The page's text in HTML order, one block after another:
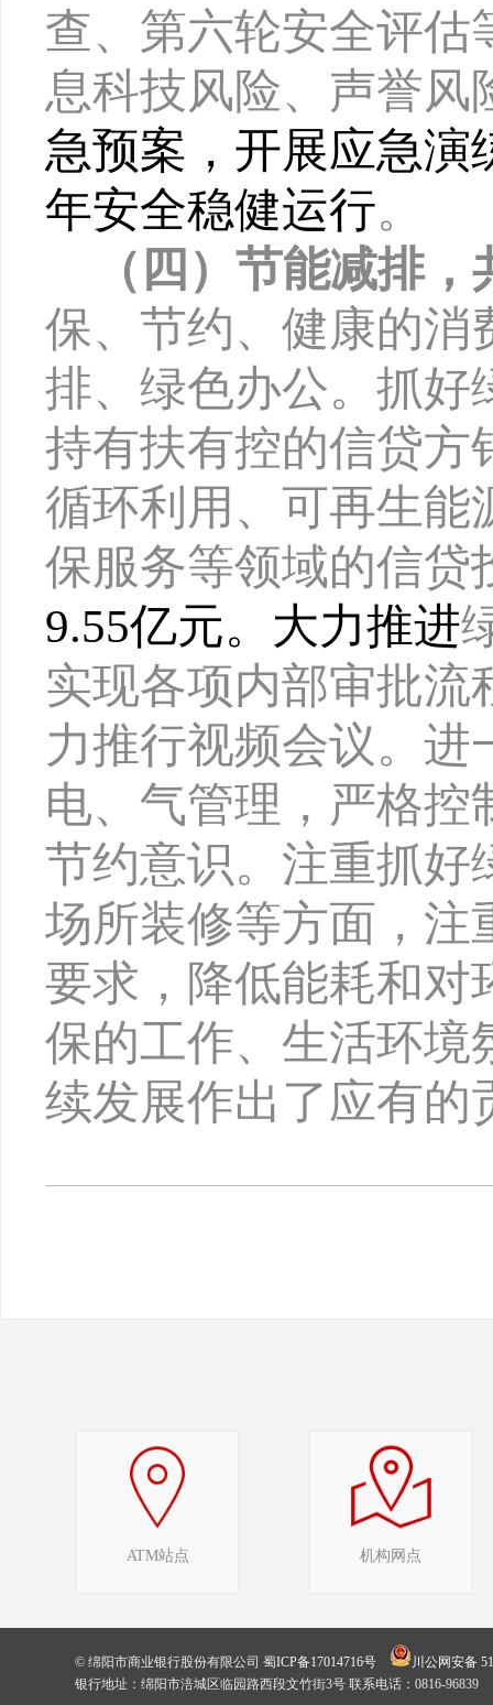
查、第六轮安全评估
息科技风险、声誉风
急预案，开展应急演
年安全稳健运行。
（四）节能减排
保、节约、健康的消
排、绿色办公。抓好
持有扶有控的信贷方
循环利用、可再生能
保服务等领域的信贷
9.55亿元。大力推进
实现各项内部审批流
力推行视频会议。
电、气管理，严格
节约意识。注重抓好
场所装修等方面，注
要求，降低能耗和对
保的工作、生活环境
续发展作出了应有的
ATM站点 机构网点
© 绵阳市商业银行股份有限公司 蜀ICP备17014716号
川公网安备
银行地址：绵阳市涪城区临园路西段文竹街3号 联系电话：0816-96839